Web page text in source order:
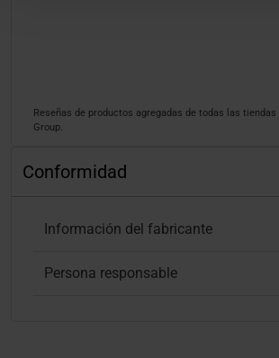
Reseñas de productos agregadas de todas las tiendas
Group.
Conformidad
Información del fabricante
Persona responsable